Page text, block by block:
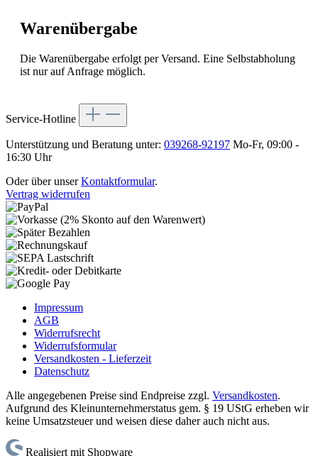
Warenübergabe
Die Warenübergabe erfolgt per Versand. Eine Selbstabholung
ist nur auf Anfrage möglich.
Service-Hotline
Unterstützung und Beratung unter: 039268-92197 Mo-Fr, 09:00 -
16:30 Uhr
Oder über unserKontaktformular.
Vertrag widerrufen
Impressum
AGB
Widerrufsrecht
Widerrufsformular
Versandkosten - Lieferzeit
Datenschutz
Alle angegebenen Preise sind Endpreise zzgl. Versandkosten.
Aufgrund des Kleinunternehmerstatus gem. § 19 UStG erheben wir
keine Umsatzsteuer und weisen diese daher auch nicht aus.
Realisiert mit Shopware